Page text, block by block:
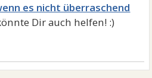
es nicht überraschend